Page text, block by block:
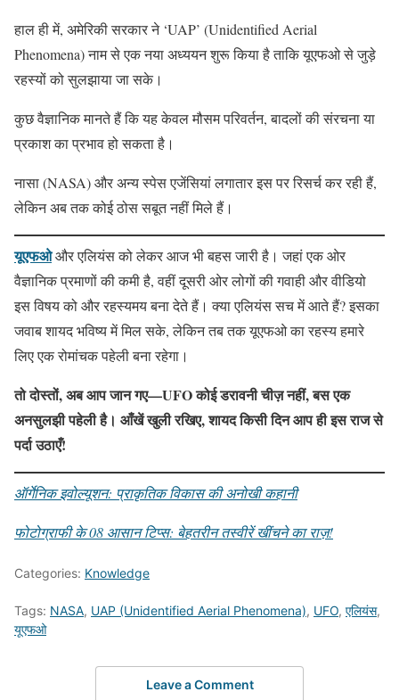
हाल ही में, अमेरिकी सरकार ने ‘UAP’ (Unidentified Aerial
Phenomena) नाम से एक नया अध्ययन शुरू किया है ताकि यूएफओ से जुड़े
रहस्यों को सुलझाया जा सके।
कुछ वैज्ञानिक मानते हैं कि यह केवल मौसम परिवर्तन, बादलों की संरचना या
प्रकाश का प्रभाव हो सकता है।
नासा (NASA) और अन्य स्पेस एजेंसियां लगातार इस पर रिसर्च कर रही हैं,
लेकिन अब तक कोई ठोस सबूत नहीं मिले हैं।
यूएफओऔर एलियंस को लेकर आज भी बहस जारी है। जहां एक ओर
वैज्ञानिक प्रमाणों की कमी है, वहीं दूसरी ओर लोगों की गवाही और वीडियो
इस विषय को और रहस्यमय बना देते हैं। क्या एलियंस सच में आते हैं? इसका
जवाब शायद भविष्य में मिल सके, लेकिन तब तक यूएफओ का रहस्य हमारे
लिए एक रोमांचक पहेली बना रहेगा।
तो दोस्तों, अब आप जान गए—UFO कोई डरावनी चीज़ नहीं, बस एक
अनसुलझी पहेली है। आँखें खुली रखिए, शायद किसी दिन आप ही इस राज से
पर्दा उठाएँ!
ऑर्गेनिक इवोल्यूशन: प्राकृतिक विकास की अनोखी कहानी
फोटोग्राफी के 08 आसान टिप्स: बेहतरीन तस्वीरें खींचने का राज़!
Categories: Knowledge
Tags: NASA, UAP (Unidentified Aerial Phenomena), UFO, एलियंस,
यूएफओ
Leave a Comment